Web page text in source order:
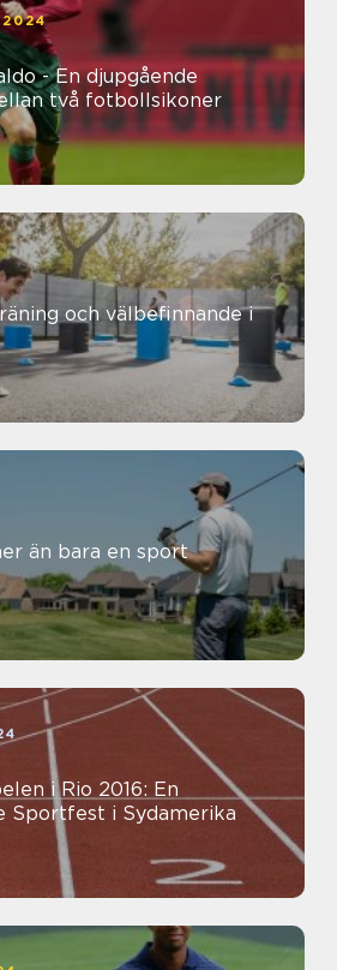
- En djupgående
två fotbollsikoner
och välbefinnande i
än bara en sport
i Rio 2016: En
Sportfest i Sydamerika